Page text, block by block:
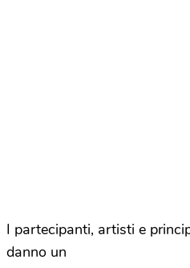
I partecipanti, artisti e
danno un